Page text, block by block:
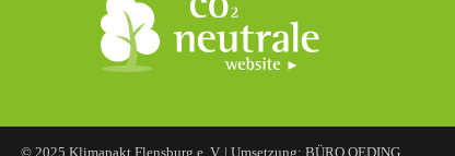
© 2025 Klimapakt Flensburg e. V. | Umsetzung: BÜRO OEDING